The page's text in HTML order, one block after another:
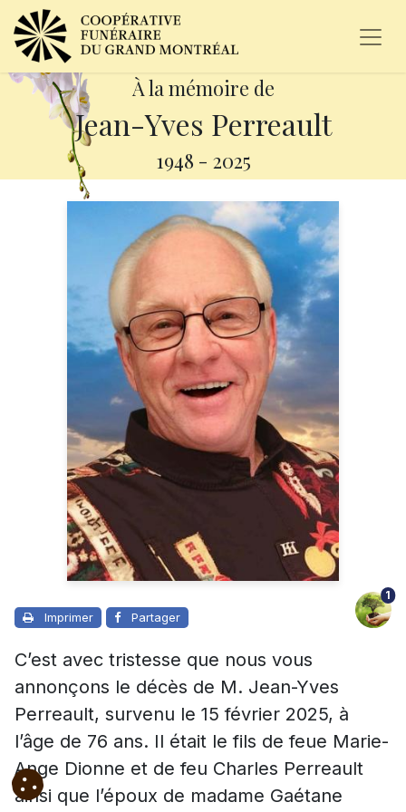
À la mémoire de
Jean-Yves Perreault
1948 - 2025
Imprimer Partager
1
C’est avec tristesse que nous vous
annonçons le décès de M. Jean-Yves
Perreault, survenu le 15 février 2025, à
l’âge de 76 ans. Il était le fils de feue Marie-
Ange Dionne et de feu Charles Perreault
ainsi que l’époux de madame Gaétane